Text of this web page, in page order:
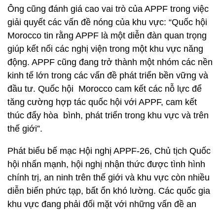
Ông cũng đánh giá cao vai trò của APPF trong việc
giải quyết các vấn đề nóng của khu vực: “Quốc hội
Morocco tin rằng APPF là một diễn đàn quan trọng
giúp kết nối các nghị viện trong một khu vực năng
động. APPF cũng đang trở thành một nhóm các nền
kinh tế lớn trong các vấn đề phát triển bền vững và
đầu tư. Quốc hội Morocco cam kết các nỗ lực để
tăng cường hợp tác quốc hội với APPF, cam kết
thúc đẩy hòa bình, phát triển trong khu vực và trên
thế giới”.
Phát biểu bế mạc Hội nghị APPF-26, Chủ tịch Quốc
hội nhấn mạnh, hội nghị nhận thức được tình hình
chính trị, an ninh trên thế giới và khu vực còn nhiều
diễn biến phức tạp, bất ổn khó lường. Các quốc gia
khu vực đang phải đối mặt với những vấn đề an